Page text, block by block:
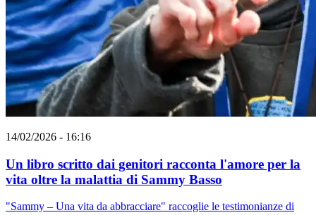
14/02/2026 - 16:16
Un libro scritto dai genitori racconta l'amore per la
vita oltre la malattia di Sammy Basso
"Sammy – Una vita da abbracciare" raccoglie le testimonianze di